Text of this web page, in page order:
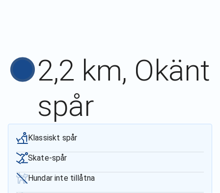
2,2 km, Okänt
spår
Klassiskt spår
Skate-spår
Hundar inte tillåtna